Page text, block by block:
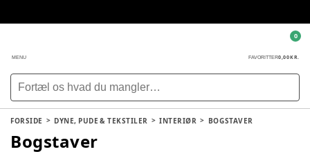
MENU FAVORITTER0,00 KR.
0
FORSIDE DYNE, PUDE & TEKSTILER INTERIØR BOGSTAVER
Bogstaver